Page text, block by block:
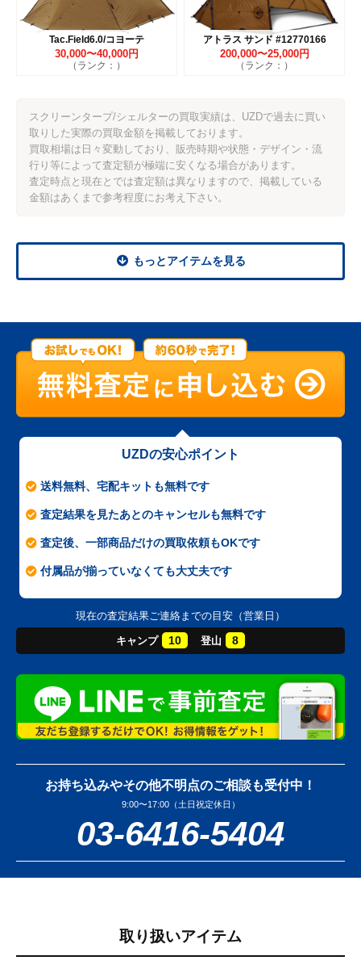
Tac.Field6.0/コヨーテ
30,000〜40,000円
（ランク：）
アトラス サンド #12770166
200,000〜25,000円
（ランク：）
スクリーンタープ/シェルターの買取実績は、UZDで過去に買い
取りした実際の買取金額を掲載しております。
買取相場は日々変動しており、販売時期や状態・デザイン・流
行り等によって査定額が極端に安くなる場合があります。
査定時点と現在とでは査定額は異なりますので、掲載している
金額はあくまで参考程度にお考え下さい。
もっとアイテムを見る
UZDの安心ポイント
送料無料、宅配キットも無料です
査定結果を見たあとのキャンセルも無料です
査定後、一部商品だけの買取依頼もOKです
付属品が揃っていなくても大丈夫です
現在の査定結果ご連絡までの目安（営業日）
キャンプ 10 登山 8
お持ち込みやその他不明点のご相談も受付中！
9:00〜17:00（土日祝定休日）
03-6416-5404
取り扱いアイテム